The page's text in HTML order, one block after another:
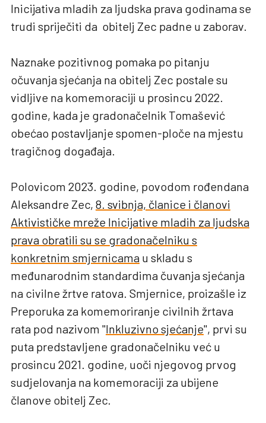
Inicijativa mladih za ljudska prava godinama se
trudi spriječiti da obitelj Zec padne u zaborav.
Naznake pozitivnog pomaka po pitanju
očuvanja sjećanja na obitelj Zec postale su
vidljive na komemoraciji u prosincu 2022.
godine, kada je gradonačelnik Tomašević
obećao postavljanje spomen-ploče na mjestu
tragičnog događaja.
Polovicom 2023. godine, povodom rođendana
Aleksandre Zec, 8. svibnja, članice i članovi
Aktivističke mreže Inicijative mladih za ljudska
prava obratili su se gradonačelniku s
konkretnim smjernicama u skladu s
međunarodnim standardima čuvanja sjećanja
na civilne žrtve ratova. Smjernice, proizašle iz
Preporuka za komemoriranje civilnih žrtava
rata pod nazivom "Inkluzivno sjećanje", prvi su
puta predstavljene gradonačelniku već u
prosincu 2021. godine, uoči njegovog prvog
sudjelovanja na komemoraciji za ubijene
članove obitelj Zec.